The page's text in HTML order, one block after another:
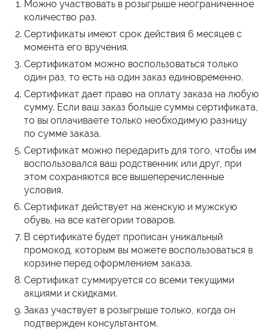
Можно участвовать в розыгрыше неограниченное
количество раз.
Сертификаты имеют срок действия 6 месяцев с
момента его вручения.
Сертификатом можно воспользоваться только
один раз, то есть на один заказ единовременно.
Сертификат дает право на оплату заказа на любую
сумму. Если ваш заказ больше суммы сертификата,
то вы оплачиваете только необходимую разницу
по сумме заказа.
Сертификат можно передарить для того, чтобы им
воспользовался ваш родственник или друг, при
этом сохраняются все вышеперечисленные
условия.
Сертификат действует на женскую и мужскую
обувь, на все категории товаров.
В сертификате будет прописан уникальный
промокод, которым вы можете воспользоваться в
корзине перед оформлением заказа.
Сертификат суммируется со всеми текущими
акциями и скидками.
Заказ участвует в розыгрыше только, когда он
подтвержден консультантом.